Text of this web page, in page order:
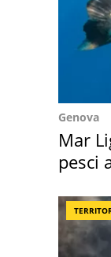
Genova
Mar
pesci